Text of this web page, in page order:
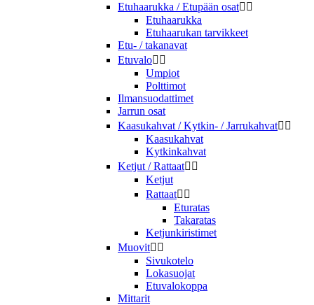
Etuhaarukka / Etupään osat 
Etuhaarukka
Etuhaarukan tarvikkeet
Etu- / takanavat
Etuvalo 
Umpiot
Polttimot
Ilmansuodattimet
Jarrun osat
Kaasukahvat / Kytkin- / Jarrukahvat 
Kaasukahvat
Kytkinkahvat
Ketjut / Rattaat 
Ketjut
Rattaat 
Eturatas
Takaratas
Ketjunkiristimet
Muovit 
Sivukotelo
Lokasuojat
Etuvalokoppa
Mittarit